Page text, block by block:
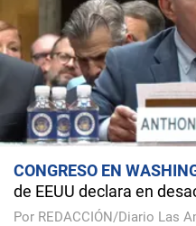
CONGRESO EN
de EEUU declara en
Por REDACCIÓN/Diario Las